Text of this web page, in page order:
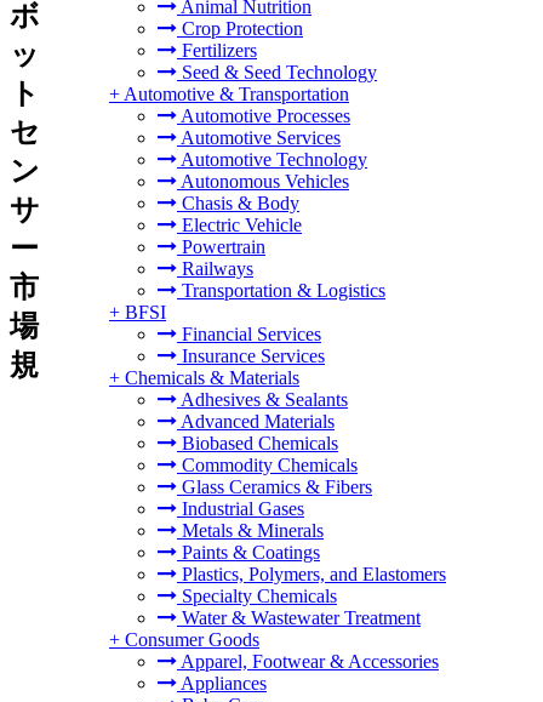
Animal Nutrition
Crop Protection
Fertilizers
Seed & Seed Technology
+ Automotive & Transportation
Automotive Processes
Automotive Services
Automotive Technology
Autonomous Vehicles
Chasis & Body
Electric Vehicle
Powertrain
Railways
Transportation & Logistics
+ BFSI
Financial Services
Insurance Services
+ Chemicals & Materials
Adhesives & Sealants
Advanced Materials
Biobased Chemicals
Commodity Chemicals
Glass Ceramics & Fibers
Industrial Gases
Metals & Minerals
Paints & Coatings
Plastics, Polymers, and Elastomers
Specialty Chemicals
Water & Wastewater Treatment
+ Consumer Goods
Apparel, Footwear & Accessories
Appliances
ボ
ッ
ト
セ
ン
サ
ー
市
場
規